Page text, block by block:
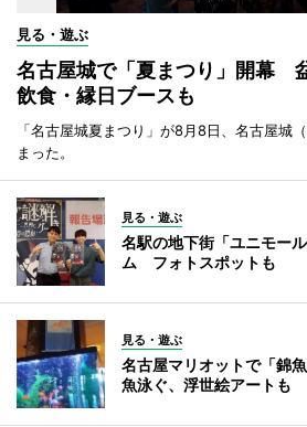
見る・遊ぶ
名古屋城で「夏まつり」開幕
飲食・縁日ブースも
「名古屋城夏まつり」が8月8日、名古屋城
まった。
見る・遊ぶ
名駅の地下街「ユニモー
ム フォトスポットも
見る・遊ぶ
名古屋マリオットで「
魚泳ぐ、浮世絵アートも